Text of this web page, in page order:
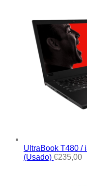
UltraBook T480 /
(Usado) €235,00